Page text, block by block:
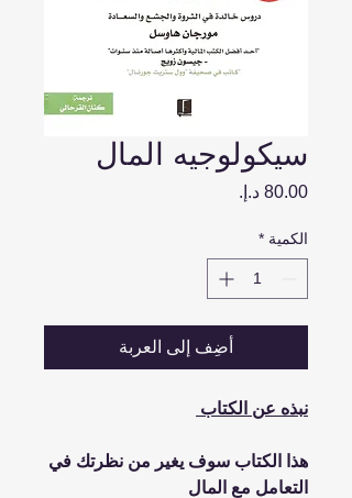
سيكولوجيه المال
الكمية *
أضِف إلى العربة
نبذه عن الكتاب
هذا الكتاب سوف يغير من نظرتك في
التعامل مع المال